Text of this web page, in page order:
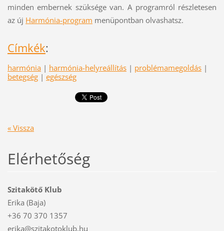
minden embernek szüksége van. A programról részletesen
az új Harmónia-program menüpontban olvashatsz.
Címkék:
harmónia | harmónia-helyreállítás | problémamegoldás |
betegség | egészség
« Vissza
Elérhetőség
Szitakötő Klub
Erika (Baja)
+36 70 370 1357
erika@szitakotoklub.hu